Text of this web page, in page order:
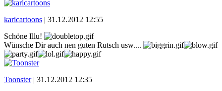
karicartoons | 31.12.2012 12:55
Schöne Illu!
Wünsche Dir auch nen guten Rutsch usw....
Toonster| 31.12.2012 12:35